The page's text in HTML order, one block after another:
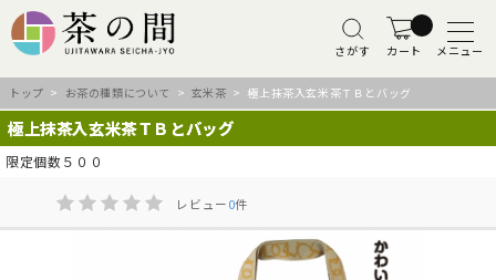
さがす カート メニュー
トップ > お茶の種類について > 玄米茶 > 極上抹茶入玄米茶ＴＢとバッグ
極上抹茶入玄米茶ＴＢとバッグ
限定個数５００
レビュー0件